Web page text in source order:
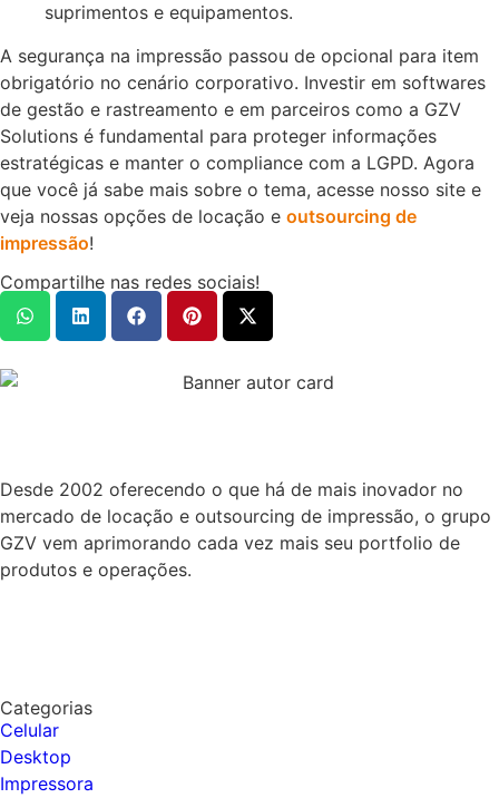
suprimentos e equipamentos.
A segurança na impressão passou de opcional para item
obrigatório no cenário corporativo. Investir em softwares
de gestão e rastreamento e em parceiros como a GZV
Solutions é fundamental para proteger informações
estratégicas e manter o compliance com a LGPD. Agora
que você já sabe mais sobre o tema, acesse nosso site e
veja nossas opções de locação e outsourcing de
impressão!
Compartilhe nas redes sociais!
Desde 2002 oferecendo o que há de mais inovador no
mercado de locação e outsourcing de impressão, o grupo
GZV vem aprimorando cada vez mais seu portfolio de
produtos e operações.
Categorias
Celular
Desktop
Impressora